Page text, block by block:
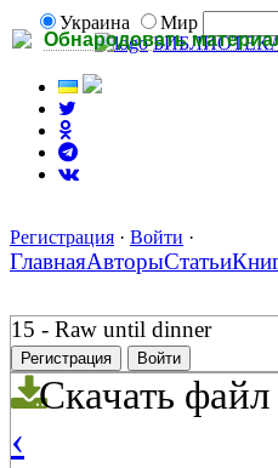
Обнародовать
Украина
Мир
Регистрация · Войти ·
ГлавнаяАвторыСтатьи
15 - Raw until dinner
Регистрация Войти
Скачать файл
‹